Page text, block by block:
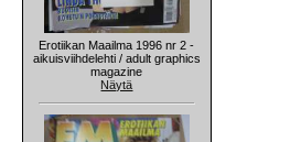
Erotiikan Maailma 1996 nr 2 -
aikuisviihdelehti / adult graphics
magazine
Näytä